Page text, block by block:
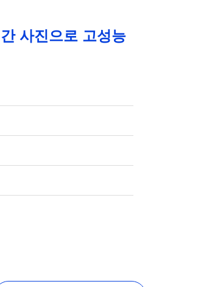
사진으로 고성능